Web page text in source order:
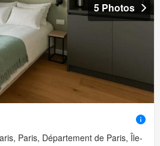
5 Photos
Paris, Département de Paris, Île-